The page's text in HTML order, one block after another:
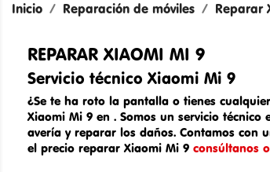
Inicio Reparación de móviles Reparar
REPARAR XIAOMI MI 9
Servicio técnico Xiaomi Mi 9
¿Se te ha roto la pantalla o tienes
Xiaomi Mi 9 en . Somos un servicio técnico
avería y reparar los daños. Contamos con
el precio reparar Xiaomi Mi 9 consúltanos